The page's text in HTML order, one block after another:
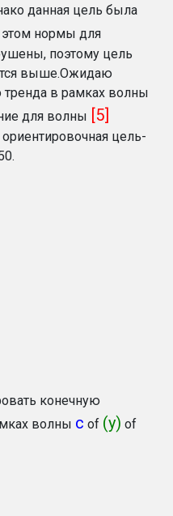
данная цель была
этом нормы для
поэтому цель
выше.Ожидаю
в рамках волны
для волны [5]
цель-
конечную
волны c of (y) of